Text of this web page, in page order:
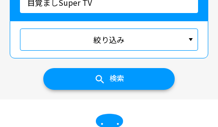
絞り込み
検索